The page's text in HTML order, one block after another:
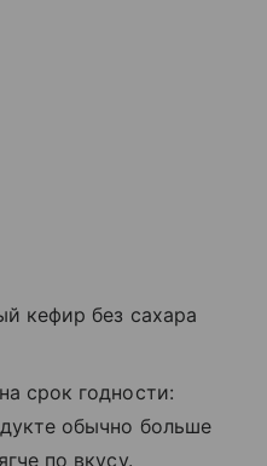
кефир без сахара
срок годности:
обычно больше
по вкусу.